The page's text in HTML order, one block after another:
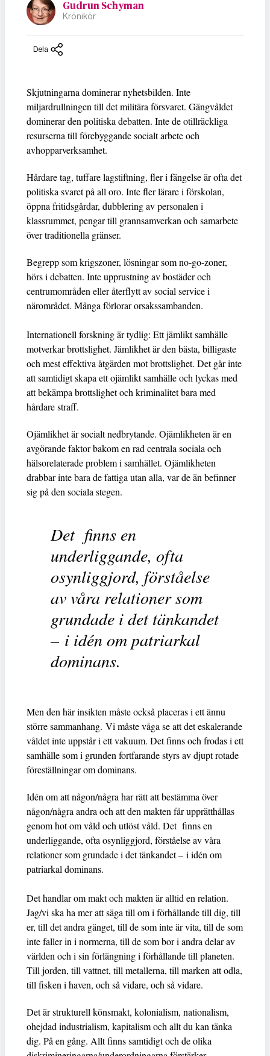
Gudrun Schyman
Krönikör
Dela
Skjutningarna dominerar nyhetsbilden. Inte
miljardrullningen till det militära försvaret. Gängvåldet
dominerar den politiska debatten. Inte de otillräckliga
resurserna till förebyggande socialt arbete och
avhopparverksamhet.
Hårdare tag, tuffare lagstiftning, fler i fängelse är ofta det
politiska svaret på all oro. Inte fler lärare i förskolan,
öppna fritidsgårdar, dubblering av personalen i
klassrummet, pengar till grannsamverkan och samarbete
över traditionella gränser.
Begrepp som krigszoner, lösningar som no-go-zoner,
hörs i debatten. Inte upprustning av bostäder och
centrumområden eller återflytt av social service i
närområdet. Många förlorar orsakssambanden.
Internationell forskning är tydlig: Ett jämlikt samhälle
motverkar brottslighet. Jämlikhet är den bästa, billigaste
och mest effektiva åtgärden mot brottslighet. Det går inte
att samtidigt skapa ett ojämlikt samhälle och lyckas med
att bekämpa brottslighet och kriminalitet bara med
hårdare straff.
Ojämlikhet är socialt nedbrytande. Ojämlikheten är en
avgörande faktor bakom en rad centrala sociala och
hälsorelaterade problem i samhället. Ojämlikheten
drabbar inte bara de fattiga utan alla, var de än befinner
sig på den sociala stegen.
Det finns en
underliggande, ofta
osynliggjord, förståelse
av våra relationer som
grundade i det tänkandet
– i idén om patriarkal
dominans.
Men den här insikten måste också placeras i ett ännu
större sammanhang. Vi måste våga se att det eskalerande
våldet inte uppstår i ett vakuum. Det finns och frodas i ett
samhälle som i grunden fortfarande styrs av djupt rotade
föreställningar om dominans.
Idén om att någon/några har rätt att bestämma över
någon/några andra och att den makten får upprätthållas
genom hot om våld och utlöst våld. Det finns en
underliggande, ofta osynliggjord, förståelse av våra
relationer som grundade i det tänkandet – i idén om
patriarkal dominans.
Det handlar om makt och makten är alltid en relation.
Jag/vi ska ha mer att säga till om i förhållande till dig, till
er, till det andra gänget, till de som inte är vita, till de som
inte faller in i normerna, till de som bor i andra delar av
världen och i sin förlängning i förhållande till planeten.
Till jorden, till vattnet, till metallerna, till marken att odla,
till fisken i haven, och så vidare, och så vidare.
Det är strukturell könsmakt, kolonialism, nationalism,
ohejdad industrialism, kapitalism och allt du kan tänka
dig. På en gång. Allt finns samtidigt och de olika